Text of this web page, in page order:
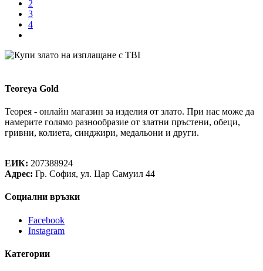
2
3
4
Teoreya Gold
Теорея - онлайн магазин за изделия от злато. При нас може да
намерите голямо разнообразие от златни пръстени, обеци,
гривни, колиета, синджири, медальони и други.
ЕИК: 207388924
Адрес: Гр. София, ул. Цар Самуил 44
Социални връзки
Facebook
Instagram
Категории